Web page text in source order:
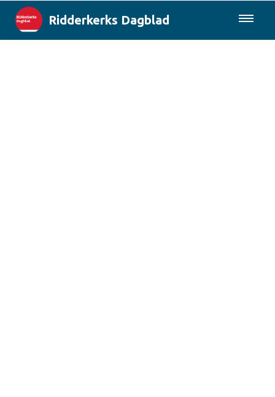
Ridderkerks Dagblad